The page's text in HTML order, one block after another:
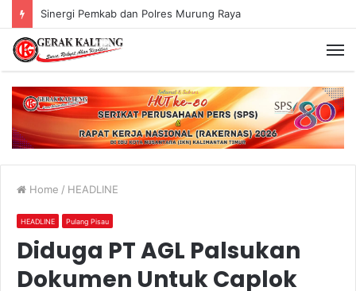
Sinergi Pemkab dan Polres Murung Raya
Home / HEADLINE
HEADLINE Pulang Pisau
Diduga PT AGL Palsukan
Dokumen Untuk Caplok